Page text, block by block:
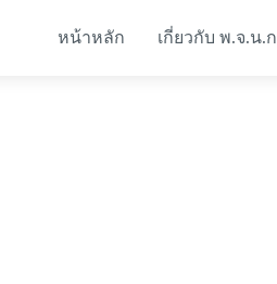
หน้าหลัก เกี่ยวกับ พ.จ.น.ก